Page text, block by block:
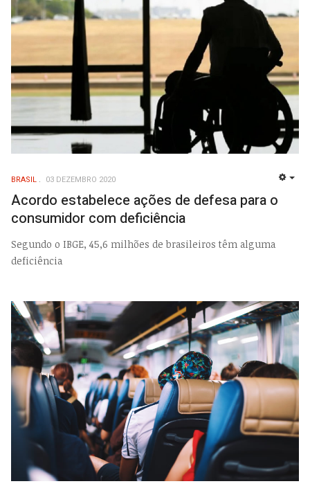
BRASIL 03 DEZEMBRO 2020
Acordo estabelece ações de defesa para o
consumidor com deficiência
Segundo o IBGE, 45,6 milhões de brasileiros têm alguma
deficiência